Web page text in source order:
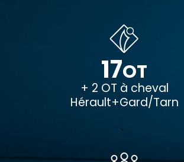
17OT
+ 2 OT à cheval
Hérault+Gard/Tarn